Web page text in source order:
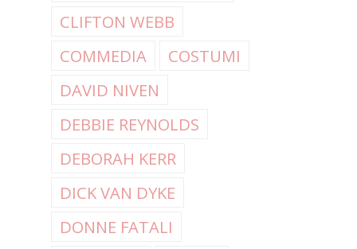
CLIFTON WEBB
COMMEDIA
COSTUMI
DAVID NIVEN
DEBBIE REYNOLDS
DEBORAH KERR
DICK VAN DYKE
DONNE FATALI